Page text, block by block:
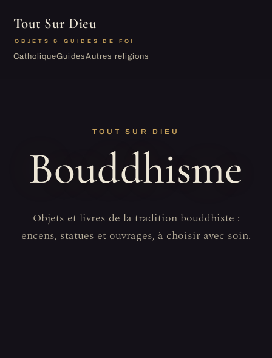
Tout Sur Dieu
OBJETS & GUIDES DE FOI
CatholiqueGuidesAutres religions
TOUT SUR DIEU
Bouddhisme
Objets et livres de la tradition bouddhiste :
encens, statues et ouvrages, à choisir avec soin.